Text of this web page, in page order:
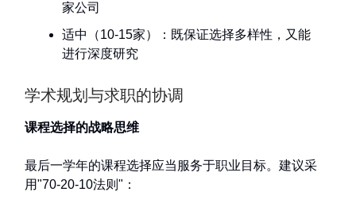
家公司
适中（10-15家）：既保证选择多样性，又能
进行深度研究
学术规划与求职的协调
课程选择的战略思维
最后一学年的课程选择应当服务于职业目标。建议采
用"70-20-10法则"：